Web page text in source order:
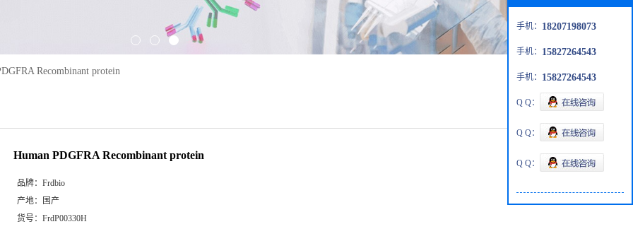
Recombinant protein
Human PDGFRA Recombinant protein
品牌： Frdbio
产地：
国产
货号： FrdP00330H
手机： 18207198073
手机： 15827264543
手机： 15827264543
Q Q：
Q Q：
Q Q：